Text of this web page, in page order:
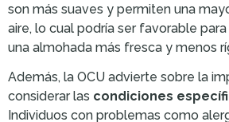
son más suaves y permiten una
aire, lo cual podría ser favorable
una almohada más fresca y menos
Además, la OCU advierte sobre la
considerar las condiciones
Individuos con problemas como